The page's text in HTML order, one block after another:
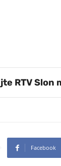
RTV Slon
Facebook